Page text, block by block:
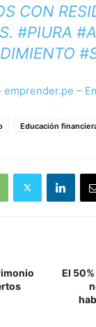
CON
#PIURA
–
Educación
El